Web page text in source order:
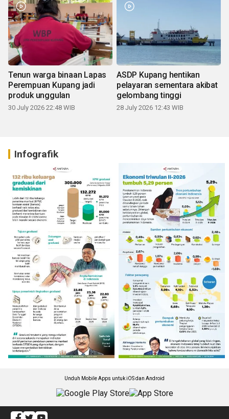
Tenun warga binaan Lapas
Perempuan Kupang jadi
produk unggulan
30 July 2026 22:48 WIB
ASDP Kupang hentikan
pelayaran sementara akibat
gelombang tinggi
28 July 2026 12:43 WIB
Infografik
Unduh Mobile Apps untuk iOS dan Android